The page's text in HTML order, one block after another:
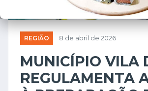
REGIÃO 8 de abril de 2026
MUNICÍPIO VILA
REGULAMENTA